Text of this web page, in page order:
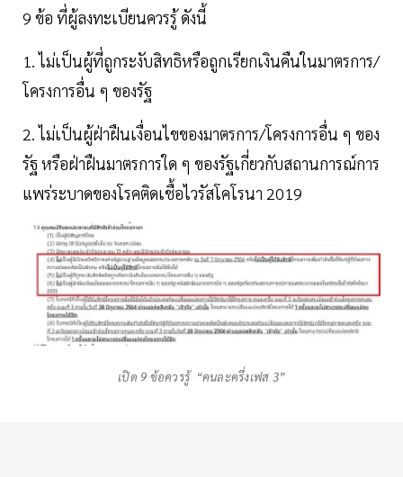
9 ข้อ ที่ผู้ลงทะเบียนควรรู้ ดังนี้
1. ไม่เป็นผู้ที่ถูกระงับสิทธิหรือถูกเรียกเงินคืนในมาตรการ/
โครงการอื่น ๆ ของรัฐ
2. ไม่เป็นผู้ฝ่าฝืนเงื่อนไขของมาตรการ/โครงการอื่น ๆ ของ
รัฐ หรือฝ่าฝืนมาตรการใด ๆ ของรัฐเกี่ยวกับสถานการณ์การ
แพร่ระบาดของโรคติดเชื้อไวรัสโคโรนา 2019
เปิด 9 ข้อควรรู้ “คนละครึ่งเฟส 3”